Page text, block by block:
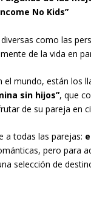
No Kids”
como las
de la vida en
el mundo, están los
sin hijos”, que
de su pareja en
a todas las parejas:
pero para
selección de